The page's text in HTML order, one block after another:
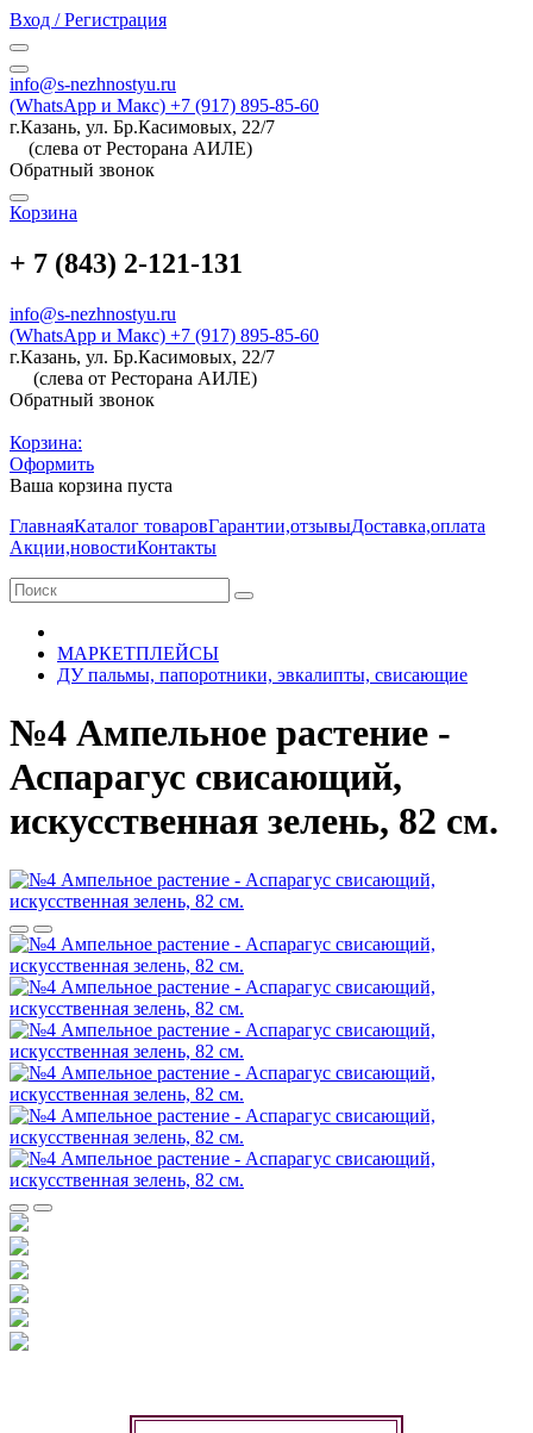
Вход / Регистрация
info@s-nezhnostyu.ru
(WhatsApp и Макс) +7 (917) 895-85-60
г.Казань, ул. Бр.Касимовых, 22/7
(слева от Ресторана АИЛЕ)
Обратный звонок
Корзина
+ 7 (843) 2-121-131
info@s-nezhnostyu.ru
(WhatsApp и Макс) +7 (917) 895-85-60
г.Казань, ул. Бр.Касимовых, 22/7
(слева от Ресторана АИЛЕ)
Обратный звонок
Корзина:
Оформить
Ваша корзина пуста
ГлавнаяКаталог товаровГарантии,отзывыДоставка,оплата
Акции,новостиКонтакты
МАРКЕТПЛЕЙСЫ
ДУ пальмы, папоротники, эвкалипты, свисающие
№4 Ампельное растение -
Аспарагус свисающий,
искусственная зелень, 82 см.